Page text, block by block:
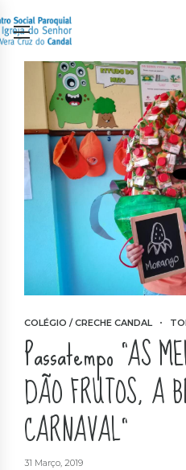
COLÉGIO / CRECHE CANDAL
Passatempo “AS
DÃO FRUTOS, A
CARNAVAL”
31 Março, 2019